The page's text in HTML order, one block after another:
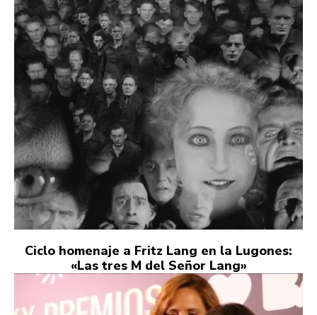
Ciclo homenaje a Fritz Lang en la Lugones:
«Las tres M del Señor Lang»